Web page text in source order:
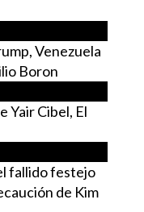
Venezuela
Boron
Yair Cibel, El
fallido festejo
de Kim